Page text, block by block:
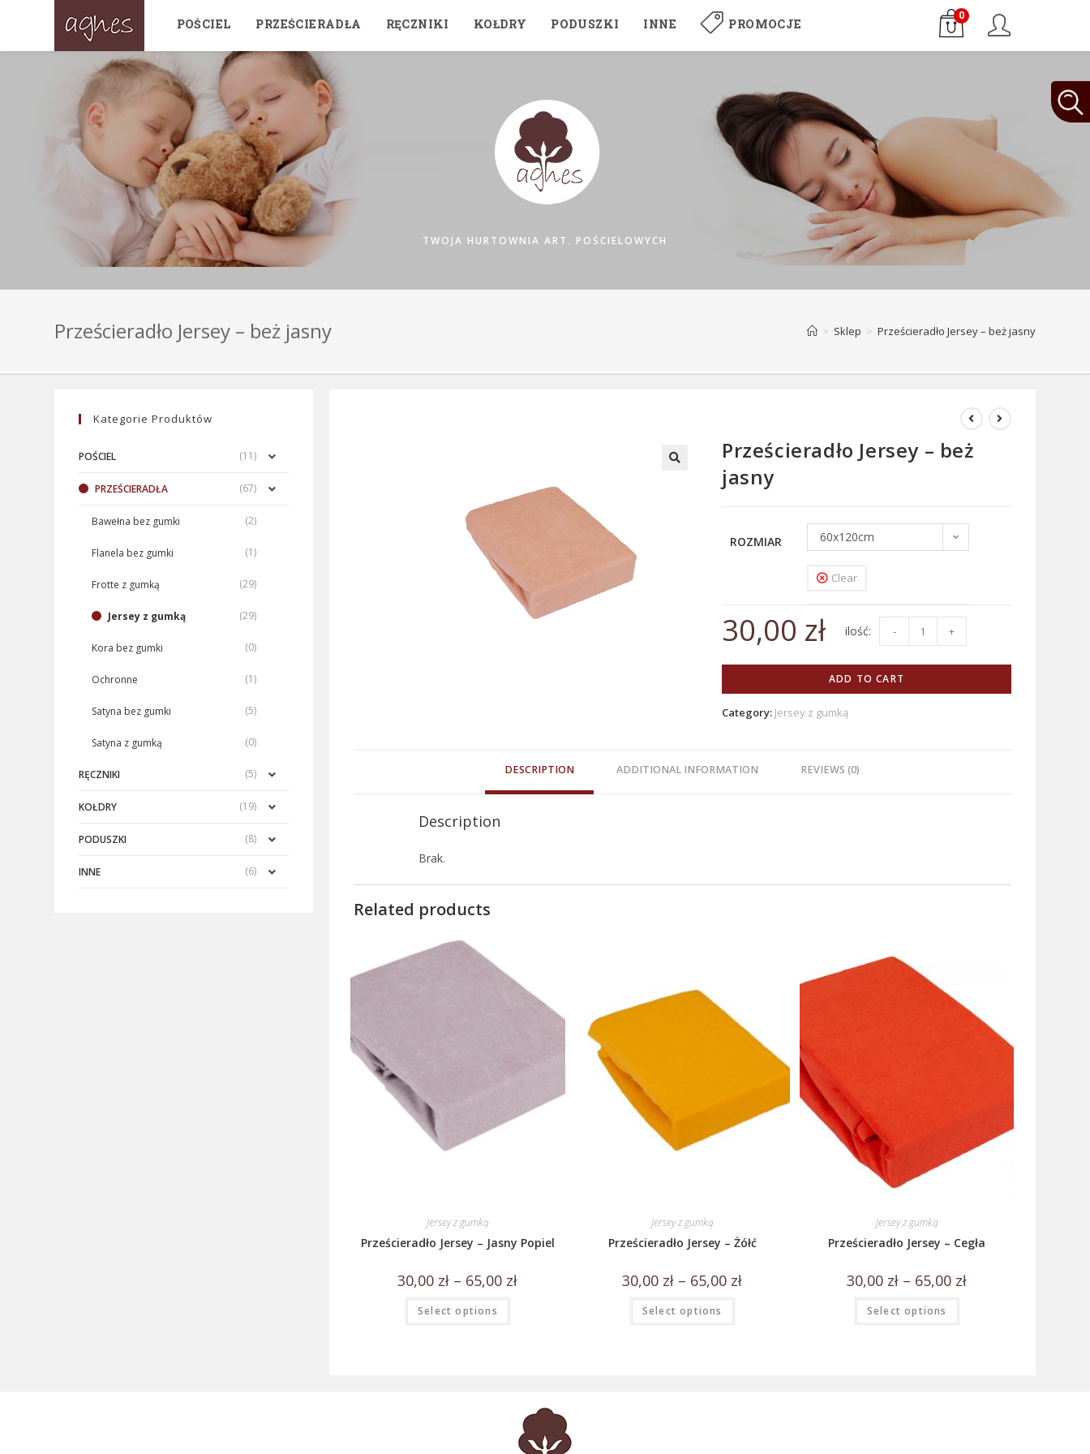
POŚCIEL PRZEŚCIERADŁA RĘCZNIKI KOŁDRY PODUSZKI INNE PROMOCJE
0
TWOJA HURTOWNIA ART. POŚCIELOWYCH
Prześcieradło Jersey – beż jasny > Sklep > Prześcieradło Jersey – beż jasny
Prześcieradło Jersey – beż
jasny
ROZMIAR 60x120cm
Clear
30,00 zł - +
ADD TO CART
Category: Jersey z gumką
DESCRIPTION ADDITIONAL INFORMATION REVIEWS (0)
Description
Brak.
Related products
Jersey z gumką
Prześcieradło Jersey – Jasny Popiel
30,00 zł – 65,00 zł
Select options
Jersey z gumką
Prześcieradło Jersey – Żółć
30,00 zł – 65,00 zł
Select options
Jersey z gumką
Prześcieradło Jersey – Cegła
30,00 zł – 65,00 zł
Select options
Kategorie Produktów
POŚCIEL (11)
PRZEŚCIERADŁA (67)
Bawełna bez gumki (2)
Flanela bez gumki (1)
Frotte z gumką (29)
Jersey z gumką (29)
Kora bez gumki (0)
Ochronne (1)
Satyna bez gumki (5)
Satyna z gumką (0)
RĘCZNIKI (5)
KOŁDRY (19)
PODUSZKI (8)
INNE (6)